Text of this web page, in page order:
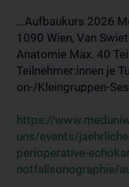
...Aufbaukurs 2026
1090 Wien, Van
Anatomie Max. 40
Teilnehmer:innen je
on-/Kleingruppen-
https://
uns/events/
perioperative-
notfallsonographie/